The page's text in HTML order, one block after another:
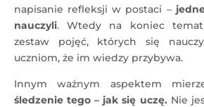
napisanie refleksji w postaci –
nauczyli. Wtedy na koniec
zestaw pojęć, których się
uczniom, że im wiedzy przybywa.
Innym ważnym aspektem
śledzenie tego – jak się uczę. Nie